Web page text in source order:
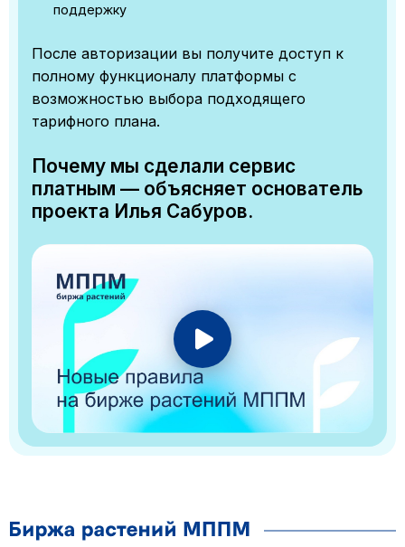
поддержку
После авторизации вы получите доступ к
полному функционалу платформы с
возможностью выбора подходящего
тарифного плана.
Почему мы сделали сервис
платным — объясняет основатель
проекта Илья Сабуров.